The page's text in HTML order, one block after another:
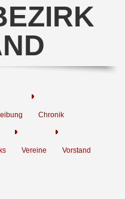
Chronik
Vereine Vorstand